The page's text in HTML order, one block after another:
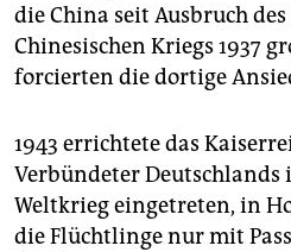
die China seit Ausbruch
Chinesischen Kriegs 1937
forcierten die dortige
1943 errichtete das
Verbündeter Deutschlands
Weltkrieg eingetreten, in
die Flüchtlinge nur mit